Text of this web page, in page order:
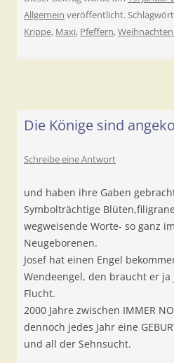
Allgemein veröffentlicht.
Krippe, Maxi, Pfeffern,
Die Könige sind
Schreibe eine Antwort
und haben ihre Gaben
Symbolträchtige
wegweisende Worte- so ganz
Neugeborenen.
Josef hat einen Engel
Wendeengel, den braucht er
Flucht.
2000 Jahre zwischen IMMER
dennoch jedes Jahr eine
und all der Sehnsucht.